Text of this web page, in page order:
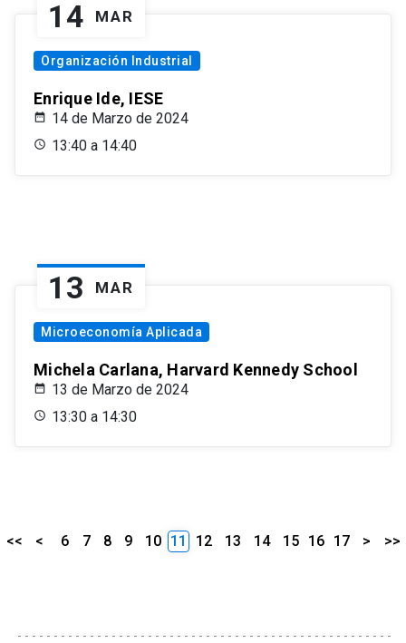
14 MAR
Organización Industrial
Enrique Ide, IESE
14 de Marzo de 2024
13:40 a 14:40
13 MAR
Microeconomía Aplicada
Michela Carlana, Harvard Kennedy School
13 de Marzo de 2024
13:30 a 14:30
<< < 6 7 8 9 10 11 12 13 14 15 16 17 > >>